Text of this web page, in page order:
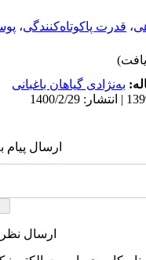
، قدرت پا‌‌کوتاه‌‌کنندگی،
به‌نژادی گیاهان باغبانی
ارسال
ارسال نظر